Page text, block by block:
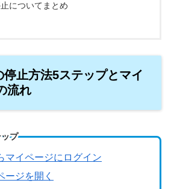
についてまとめ
止方法5ステップとマイ
流れ
プ
マイページにログイン
ージを開く